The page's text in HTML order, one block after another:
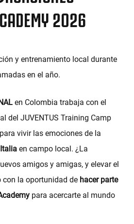
2026
y entrenamiento local durante
en el año.
en Colombia trabaja con el
del JUVENTUS Training Camp
vivir las emociones de la
en campo local. ¿La
amigos y amigas, y elevar el
con la oportunidad de hacer parte
para acercarte al mundo